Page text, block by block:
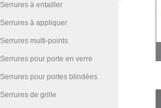
Serrures à entailler
Serrures à appliquer
Serrures multi-points
Serrures pour porte en verre
Serrures pour portes blindées
Serrures de grille